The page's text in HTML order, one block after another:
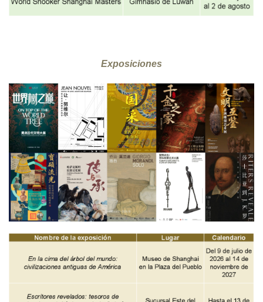
Exposiciones